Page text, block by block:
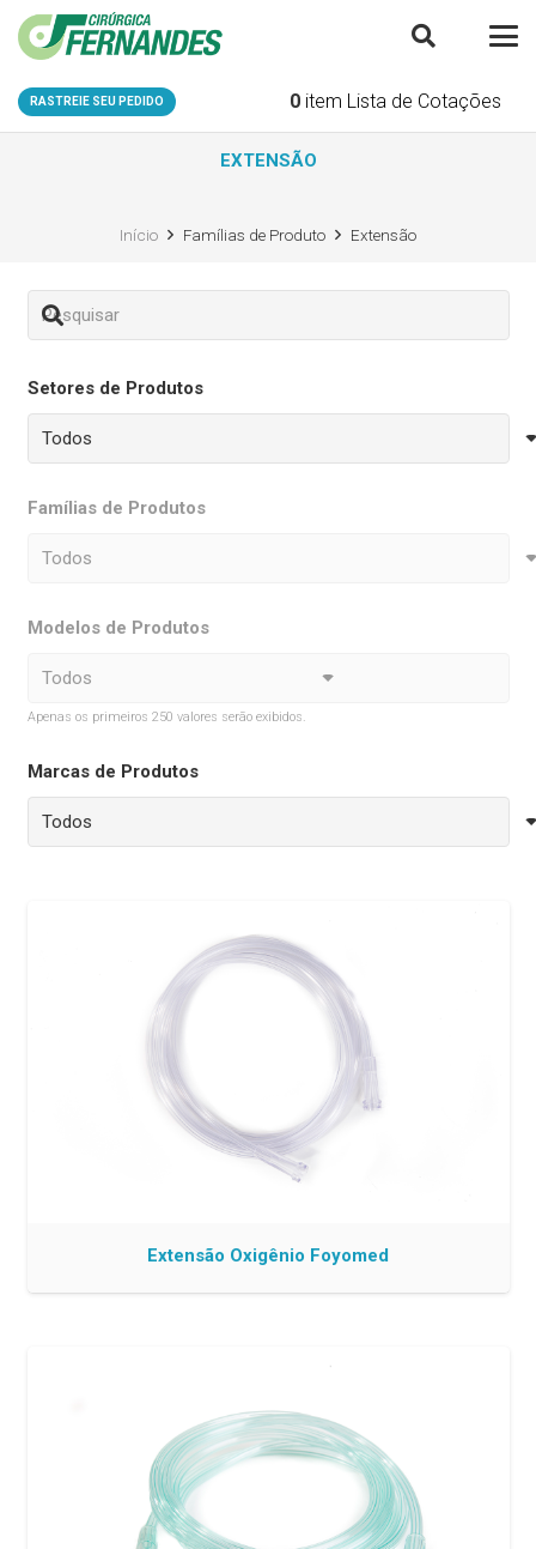
RASTREIE SEU PEDIDO 0 item Lista de Cotações
EXTENSÃO
Início Famílias de Produto Extensão
Setores de Produtos
Famílias de Produtos
Modelos de Produtos
Apenas os primeiros 250 valores serão exibidos.
Marcas de Produtos
Extensão Oxigênio Foyomed